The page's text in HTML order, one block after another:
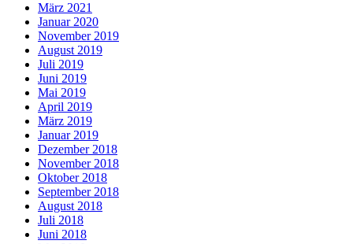
März 2021
Januar 2020
November 2019
August 2019
Juli 2019
Juni 2019
Mai 2019
April 2019
März 2019
Januar 2019
Dezember 2018
November 2018
Oktober 2018
September 2018
August 2018
Juli 2018
Juni 2018